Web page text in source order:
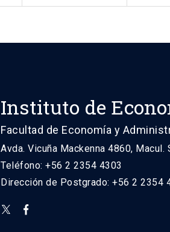
Instituto de
Facultad de Economía y
Avda. Vicuña Mackenna 4860, Macul.
Teléfono: +56 2 2354 4303
Dirección de Postgrado: +56 2 2354